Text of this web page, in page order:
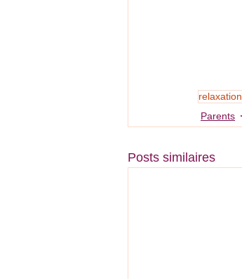
relaxation
Parents
Posts similaires